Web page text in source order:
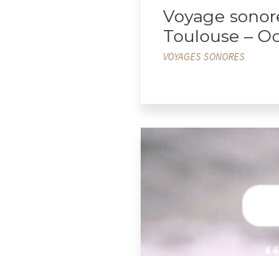
Voyage
Toulouse –
VOYAGES SONORES